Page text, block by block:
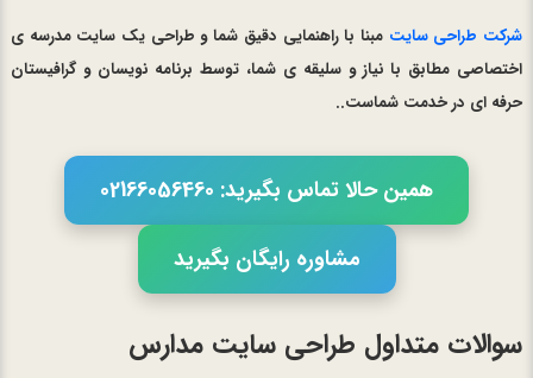
شرکت طراحی سایت مبنا با راهنمایی دقیق شما و طراحی یک سایت مدرسه ی
اختصاصی مطابق با نیاز و سلیقه ی شما، توسط برنامه نویسان و گرافیستان
حرفه ای در خدمت شماست..
همین حالا تماس بگیرید: 02166056460
مشاوره رایگان بگیرید
سوالات متداول طراحی سایت مدارس